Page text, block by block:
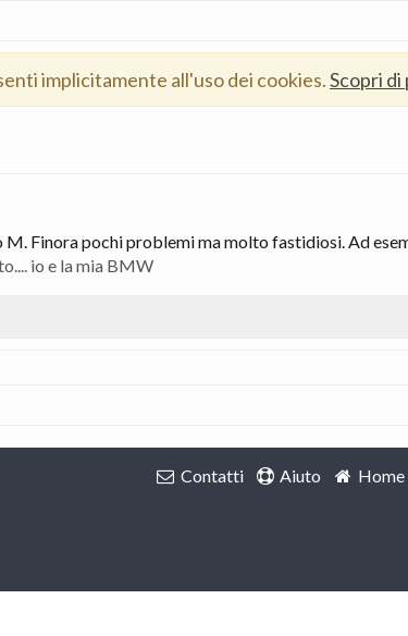
implicitamente all'uso dei cookies.Scopri di
Finora pochi problemi ma molto fastidiosi. Ad
io e la mia BMW
Contatti Aiuto Home